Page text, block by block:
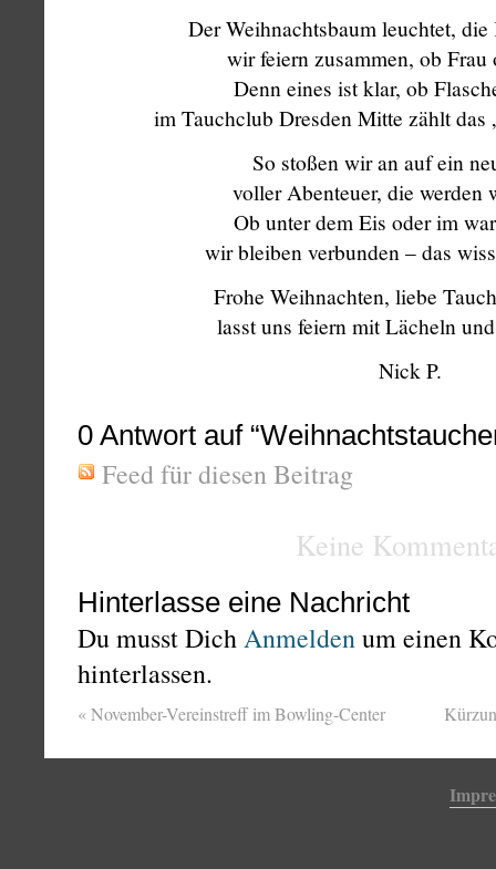
Der Weihnachtsbaum leuchtet,
wir feiern zusammen, ob Frau
Denn eines ist klar, ob
im Tauchclub Dresden Mitte zählt das
So stoßen wir an auf ein
voller Abenteuer, die werden
Ob unter dem Eis oder im
wir bleiben verbunden – das
Frohe Weihnachten, liebe
lasst uns feiern mit Lächeln
Nick P.
0 Antwort auf
Feed für diesen Beitrag
Keine
Hinterlasse eine Nachricht
Du musst DichAnmeldenum einen
hinterlassen.
«November-Vereinstreff im Bowling-Center